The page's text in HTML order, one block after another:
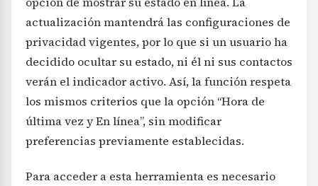
actualización mantendrá las configuraciones de
privacidad vigentes, por lo que si un usuario ha
decidido ocultar su estado, ni él ni sus contactos
verán el indicador activo. Así, la función respeta
los mismos criterios que la opción “Hora de
última vez y En línea”, sin modificar
preferencias previamente establecidas.
Para acceder a esta herramienta es necesario